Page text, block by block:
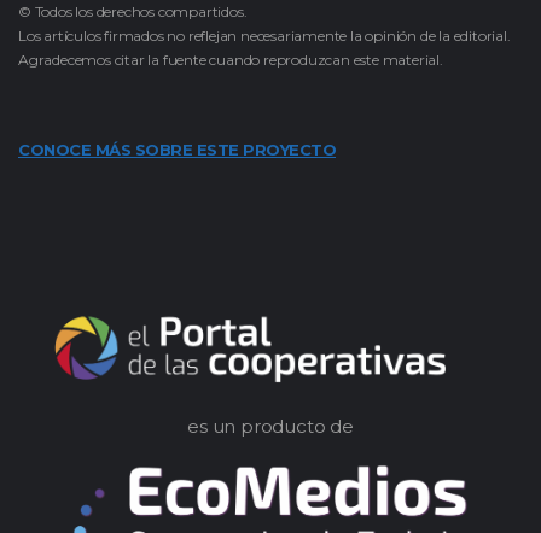
© Todos los derechos compartidos.
Los artículos firmados no reflejan necesariamente la opinión de la editorial.
Agradecemos citar la fuente cuando reproduzcan este material.
CONOCE MÁS SOBRE ESTE PROYECTO
es un producto de